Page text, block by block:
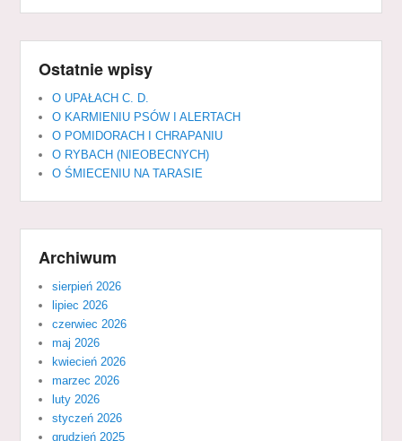
Ostatnie wpisy
O UPAŁACH C. D.
O KARMIENIU PSÓW I ALERTACH
O POMIDORACH I CHRAPANIU
O RYBACH (NIEOBECNYCH)
O ŚMIECENIU NA TARASIE
Archiwum
sierpień 2026
lipiec 2026
czerwiec 2026
maj 2026
kwiecień 2026
marzec 2026
luty 2026
styczeń 2026
grudzień 2025